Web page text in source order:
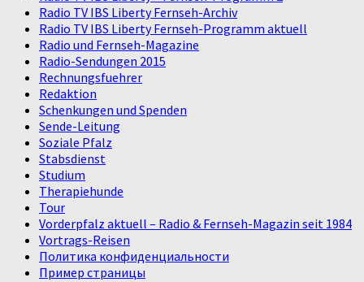
Radio TV IBS Liberty Fernseh-Archiv
Radio TV IBS Liberty Fernseh-Programm aktuell
Radio und Fernseh-Magazine
Radio-Sendungen 2015
Rechnungsfuehrer
Redaktion
Schenkungen und Spenden
Sende-Leitung
Soziale Pfalz
Stabsdienst
Studium
Therapiehunde
Tour
Vorderpfalz aktuell – Radio & Fernseh-Magazin seit 1984
Vortrags-Reisen
Политика конфиденциальности
Пример страницы